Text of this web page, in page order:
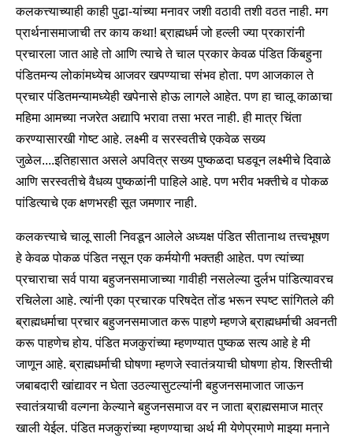
कलकत्त्याच्याही काही पुढा-यांच्या मनावर जशी वठावी तशी वठत नाही. मग
प्रार्थनासमाजाची तर काय कथा! ब्राह्मधर्म जो हल्ली ज्या प्रकारांनी
प्रचारला जात आहे तो आणि त्याचे ते चाल प्रकार केवळ पंडित किंबहुना
पंडितमन्य लोकांमध्येच आजवर खपण्याचा संभव होता. पण आजकाल ते
प्रचार पंडितमन्यामध्येही खपेनासे होऊ लागले आहेत. पण हा चालू काळाचा
महिमा आमच्या नजरेत अद्यापि भरावा तसा भरत नाही. ही मात्र चिंता
करण्यासारखी गोष्ट आहे. लक्ष्मी व सरस्वतीचे एकवेळ सख्य
जुळेल....इतिहासात असले अपवित्र सख्य पुष्कळदा घडवून लक्ष्मीचे दिवाळे
आणि सरस्वतीचे वैधव्य पुष्कळांनी पाहिले आहे. पण भरीव भक्तीचे व पोकळ
पांडित्याचे एक क्षणभरही सूत जमणार नाही.
कलकत्त्याचे चालू साली निवडून आलेले अध्यक्ष पंडित सीतानाथ तत्त्वभूषण
हे केवळ पोकळ पंडित नसून एक कर्मयोगी भक्तही आहेत. पण त्यांच्या
प्रचाराचा सर्व पाया बहुजनसमाजाच्या गावीही नसलेल्या दुर्लभ पांडित्यावरच
रचिलेला आहे. त्यांनी एका प्रचारक परिषदेत तोंड भरून स्पष्ट सांगितले की
ब्राह्मधर्माचा प्रचार बहुजनसमाजात करू पाहणे म्हणजे ब्राह्मधर्माची अवनती
करू पाहणेच होय. पंडित मजकुरांच्या म्हणण्यात पुष्कळ सत्य आहे हे मी
जाणून आहे. ब्राह्मधर्माची घोषणा म्हणजे स्वातंत्र्याची घोषणा होय. शिस्तीची
जबाबदारी खांद्यावर न घेता उठल्यासुटल्यांनी बहुजनसमाजात जाऊन
स्वातंत्र्याची वल्गना केल्याने बहुजनसमाज वर न जाता ब्राह्मसमाज मात्र
खाली येईल. पंडित मजकुरांच्या म्हणण्याचा अर्थ मी येणेप्रमाणे माझ्या मनाने